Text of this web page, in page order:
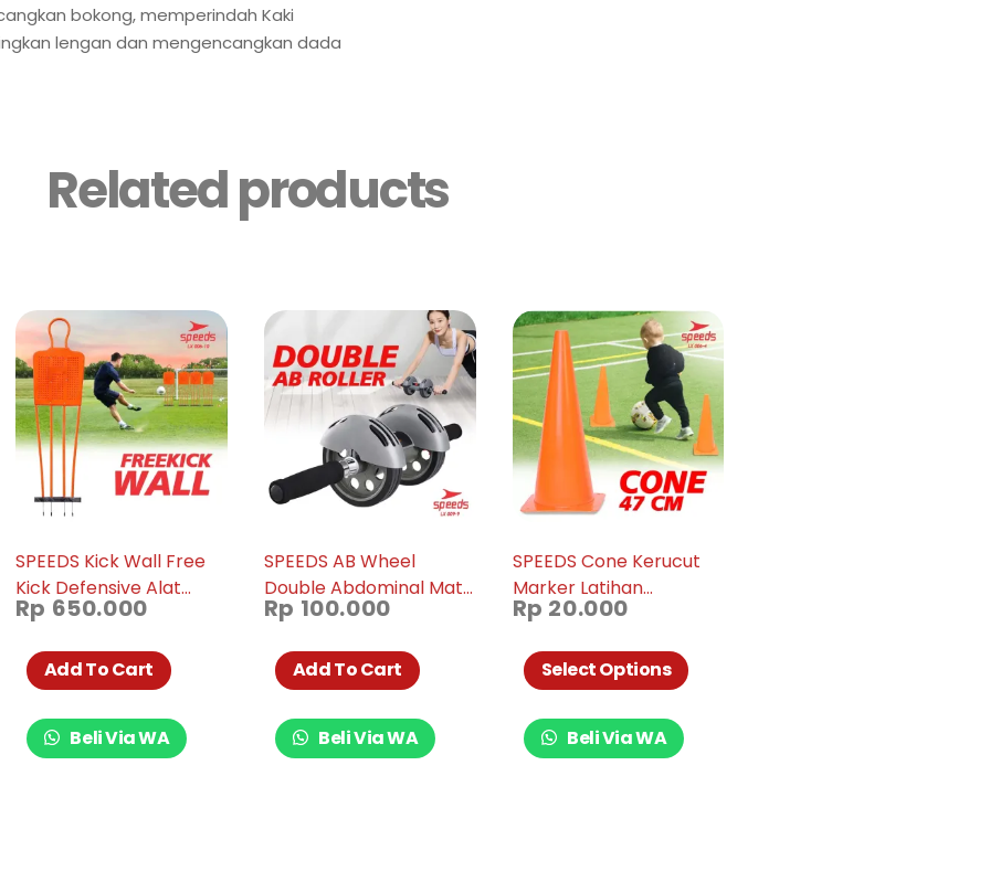
bokong, memperindah Kaki
lengan dan mengencangkan dada
Related products
SPEEDS Kick Wall Free
Kick Defensive Alat
Latihan Sepakbola
Free Kick 006-10
Rp 650.000
Add To Cart
Beli Via WA
SPEEDS AB Wheel
Double Abdominal Mat
Dual Roller Fitness
Out Home Original 009-
09
Rp 100.000
Add To Cart
Beli Via WA
SPEEDS Cone Kerucut
Marker Latihan
Olahraga Futsal Skate
04
Rp 20.000
Select Options
Beli Via WA